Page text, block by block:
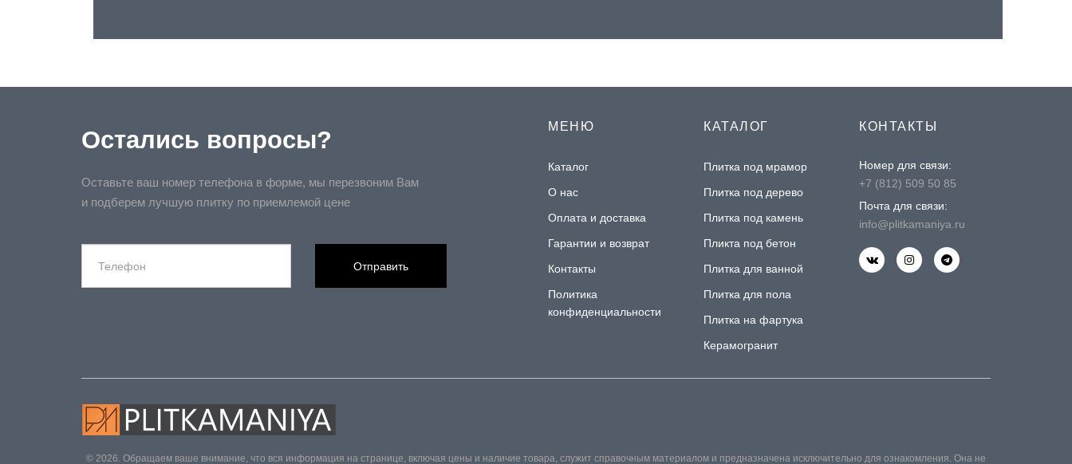
Остались вопросы?
Оставьте ваш номер телефона в форме, мы перезвоним Вам
и подберем лучшую плитку по приемлемой цене
Отправить
МЕНЮ
Каталог
О нас
Оплата и доставка
Гарантии и возврат
Контакты
Политика
конфиденциальности
КАТАЛОГ
Плитка под мрамор
Плитка под дерево
Плитка под камень
Пликта под бетон
Плитка для ванной
Плитка для пола
Плитка на фартука
Керамогранит
КОНТАКТЫ
Номер для связи:
+7 (812) 509 50 85
Почта для связи:
info@plitkamaniya.ru
© 2026. Обращаем ваше внимание, что вся информация на странице, включая цены и наличие товара, служит справочным материалом и предназначена исключительно для ознакомления. Она не